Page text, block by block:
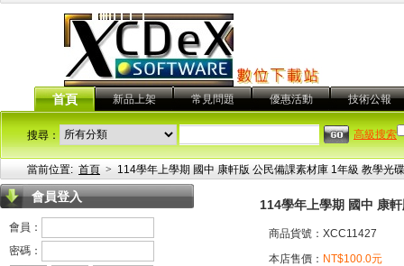
首頁 新品上架 常見問題 優惠活動 技術公報
搜尋： 高級搜索
當前位置: 首頁 > 114學年上學期 國中 康軒版 公民備課素材庫 1年級 教學光
會員登入
會員：
密碼：
114學年上學期 國中 康
商品貨號：XCC11427
本店售價： NT$100.0元